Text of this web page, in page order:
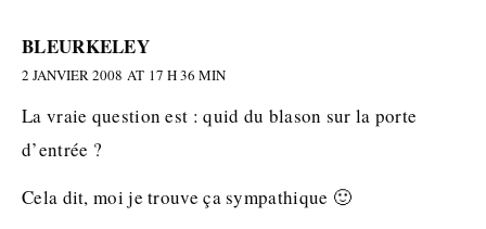
BLEURKELEY
2 JANVIER 2008 AT 17 H 36 MIN
La vraie question est : quid du blason sur la porte
d’entrée ?
Cela dit, moi je trouve ça sympathique 🙂